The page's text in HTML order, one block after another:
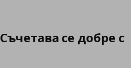
Съчетава се добре с